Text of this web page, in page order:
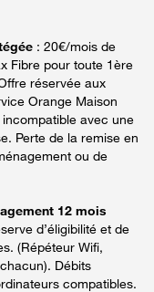
: 20€/mois de
Fibre pour toute 1ère
réservée aux
Orange Maison
avec une
Perte de la remise en
ou de
12 mois
d’éligibilité et de
(Répéteur Wifi,
Débits
compatibles.